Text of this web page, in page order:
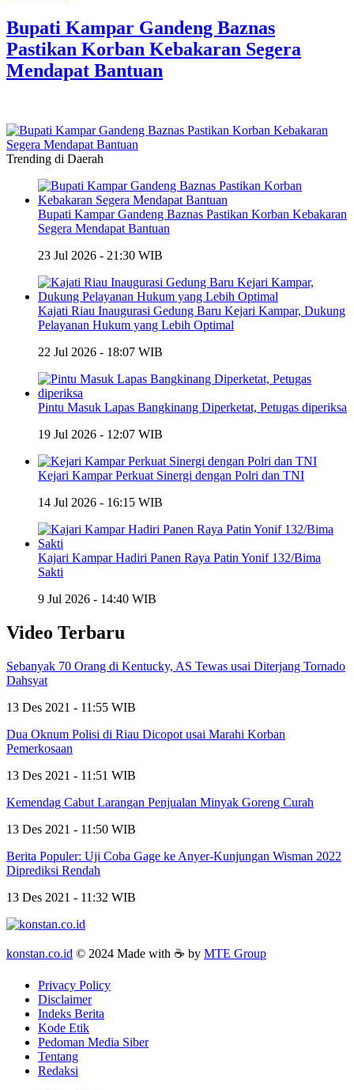
Bupati Kampar Gandeng Baznas
Pastikan Korban Kebakaran Segera
Mendapat Bantuan
Trending di Daerah
Bupati Kampar Gandeng Baznas Pastikan Korban Kebakaran
Segera Mendapat Bantuan
23 Jul 2026 - 21:30 WIB
Kajati Riau Inaugurasi Gedung Baru Kejari Kampar, Dukung
Pelayanan Hukum yang Lebih Optimal
22 Jul 2026 - 18:07 WIB
Pintu Masuk Lapas Bangkinang Diperketat, Petugas diperiksa
19 Jul 2026 - 12:07 WIB
Kejari Kampar Perkuat Sinergi dengan Polri dan TNI
14 Jul 2026 - 16:15 WIB
Kajari Kampar Hadiri Panen Raya Patin Yonif 132/Bima
Sakti
9 Jul 2026 - 14:40 WIB
Video Terbaru
Sebanyak 70 Orang di Kentucky, AS Tewas usai Diterjang Tornado
Dahsyat
13 Des 2021 - 11:55 WIB
Dua Oknum Polisi di Riau Dicopot usai Marahi Korban
Pemerkosaan
13 Des 2021 - 11:51 WIB
Kemendag Cabut Larangan Penjualan Minyak Goreng Curah
13 Des 2021 - 11:50 WIB
Berita Populer: Uji Coba Gage ke Anyer-Kunjungan Wisman 2022
Diprediksi Rendah
13 Des 2021 - 11:32 WIB
konstan.co.id © 2024 Made with ☕ by MTE Group
Privacy Policy
Disclaimer
Indeks Berita
Kode Etik
Pedoman Media Siber
Tentang
Redaksi